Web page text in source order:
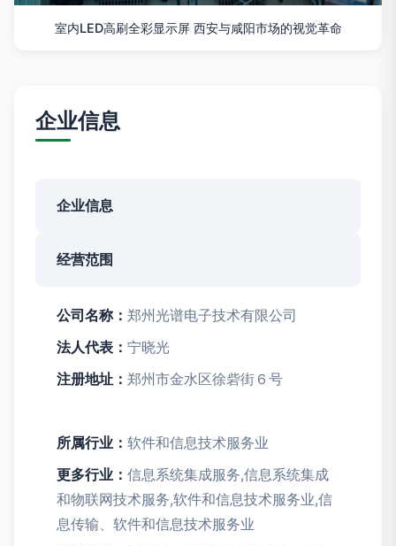
室内LED高刷全彩显示屏 西安与咸阳市场的视觉革命
企业信息
企业信息
经营范围
公司名称： 郑州光谱电子技术有限公司
法人代表： 宁晓光
注册地址： 郑州市金水区徐砦街６号
所属行业： 软件和信息技术服务业
更多行业： 信息系统集成服务,信息系统集成
和物联网技术服务,软件和信息技术服务业,信
息传输、软件和信息技术服务业